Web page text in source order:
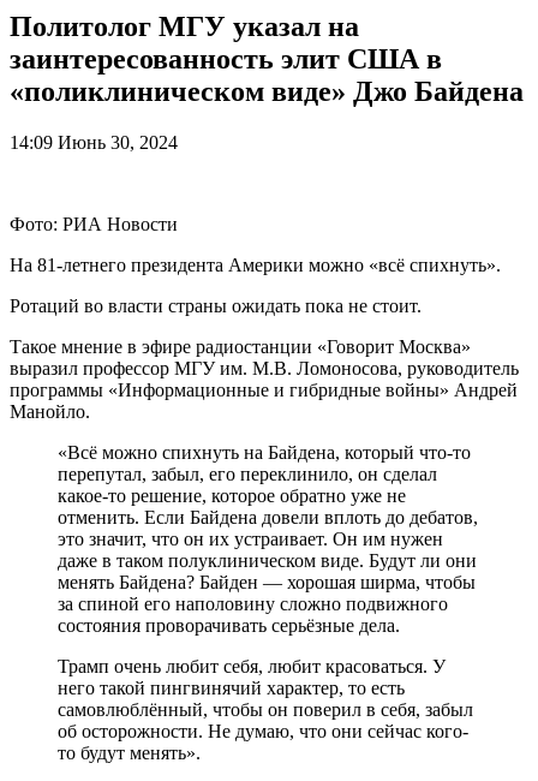
Политолог МГУ указал на
заинтересованность элит США в
«поликлиническом виде» Джо Байдена
14:09 Июнь 30, 2024
Фото: РИА Новости
На 81-летнего президента Америки можно «всё спихнуть».
Ротаций во власти страны ожидать пока не стоит.
Такое мнение в эфире радиостанции «Говорит Москва»
выразил профессор МГУ им. М.В. Ломоносова, руководитель
программы «Информационные и гибридные войны» Андрей
Манойло.
«Всё можно спихнуть на Байдена, который что-то
перепутал, забыл, его переклинило, он сделал
какое-то решение, которое обратно уже не
отменить. Если Байдена довели вплоть до дебатов,
это значит, что он их устраивает. Он им нужен
даже в таком полуклиническом виде. Будут ли они
менять Байдена? Байден — хорошая ширма, чтобы
за спиной его наполовину сложно подвижного
состояния проворачивать серьёзные дела.
Трамп очень любит себя, любит красоваться. У
него такой пингвинячий характер, то есть
самовлюблённый, чтобы он поверил в себя, забыл
об осторожности. Не думаю, что они сейчас кого-
то будут менять».